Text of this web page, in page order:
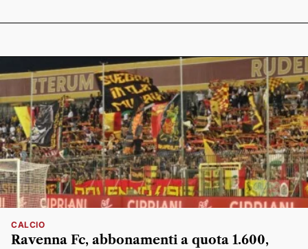
CALCIO
Ravenna Fc, abbonamenti a quota 1.600,